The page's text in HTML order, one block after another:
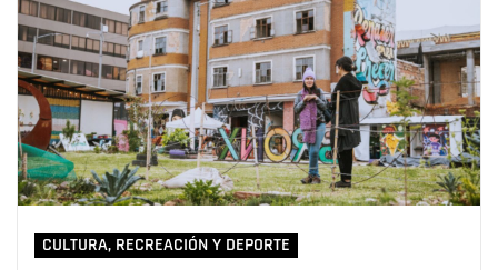
CULTURA, RECREACIÓN Y DEPORTE